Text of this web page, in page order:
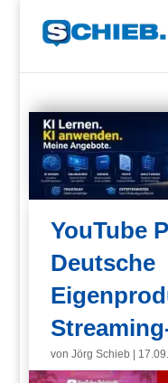
YouTube
Deutsche
vonJörg Schieb